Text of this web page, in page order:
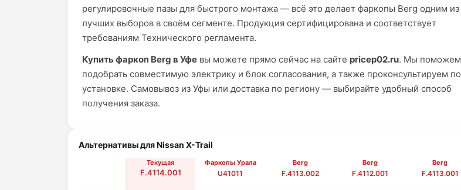
регулировочные пазы для быстрого монтажа — всё это делает фаркопы Berg одним из
лучших выборов в своём сегменте. Продукция сертифицирована и соответствует
требованиям Технического регламента.
Купить фаркоп Berg в Уфе вы можете прямо сейчас на сайте pricep02.ru. Мы поможем
подобрать совместимую электрику и блок согласования, а также проконсультируем по
установке. Самовывоз из Уфы или доставка по региону — выбирайте удобный способ
получения заказа.
Альтернативы для Nissan X-Trail
Текущая
F.4114.001
Фаркопы Урала
U41011
Berg
F.4113.002
Berg
F.4112.001
Berg
F.4113.001